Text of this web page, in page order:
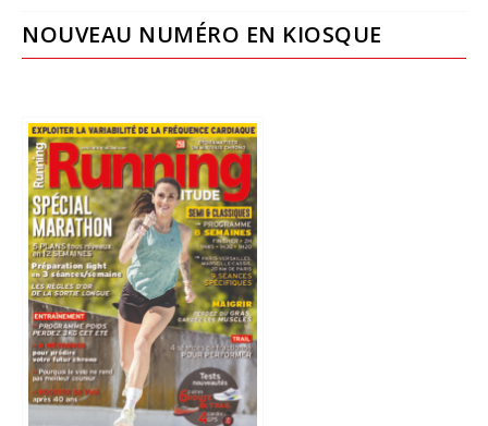
NOUVEAU NUMÉRO EN KIOSQUE